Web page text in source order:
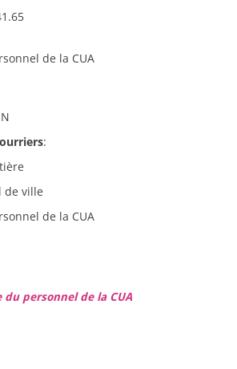
de la CUA
:
de ville
de la CUA
du personnel de la CUA